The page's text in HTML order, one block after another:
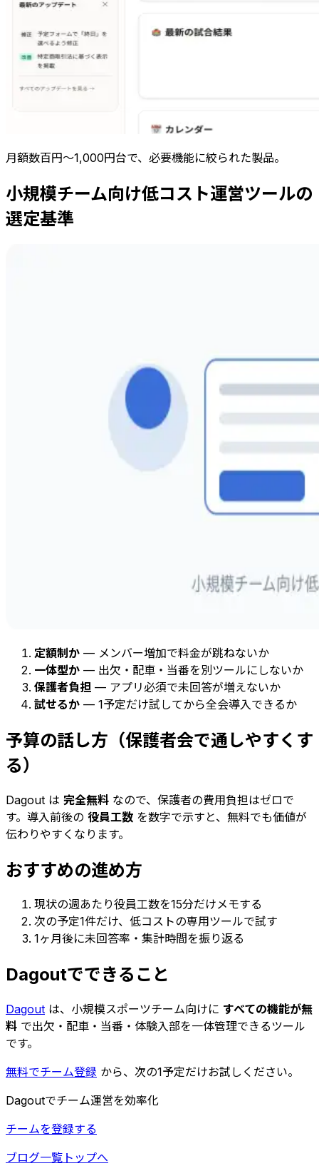
月額数百円〜1,000円台で、必要機能に絞られた製品。
小規模チーム向け低コスト運営ツールの
選定基準
定額制か — メンバー増加で料金が跳ねないか
一体型か — 出欠・配車・当番を別ツールにしないか
保護者負担 — アプリ必須で未回答が増えないか
試せるか — 1予定だけ試してから全会導入できるか
予算の話し方（保護者会で通しやすくす
る）
Dagout は 完全無料 なので、保護者の費用負担はゼロで
す。導入前後の 役員工数 を数字で示すと、無料でも価値が
伝わりやすくなります。
おすすめの進め方
現状の週あたり役員工数を15分だけメモする
次の予定1件だけ、低コストの専用ツールで試す
1ヶ月後に未回答率・集計時間を振り返る
Dagoutでできること
Dagout は、小規模スポーツチーム向けに すべての機能が無
料 で出欠・配車・当番・体験入部を一体管理できるツール
です。
無料でチーム登録 から、次の1予定だけお試しください。
Dagoutでチーム運営を効率化
チームを登録する
ブログ一覧 トップへ